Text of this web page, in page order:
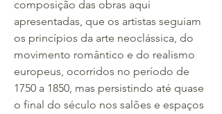
composição das obras aqui
apresentadas, que os artistas seguiam
os princípios da arte neoclássica, do
movimento romântico e do realismo
europeus, ocorridos no período de
1750 a 1850, mas persistindo até quase
o final do século nos salões e espaços